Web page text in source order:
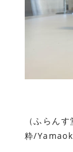
（ふらんす
粋/